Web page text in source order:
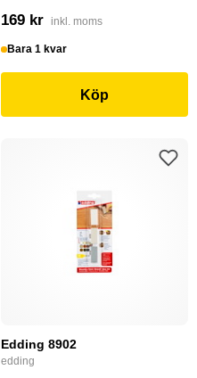
169 kr inkl. moms
Bara 1 kvar
Köp
Edding 8902
edding